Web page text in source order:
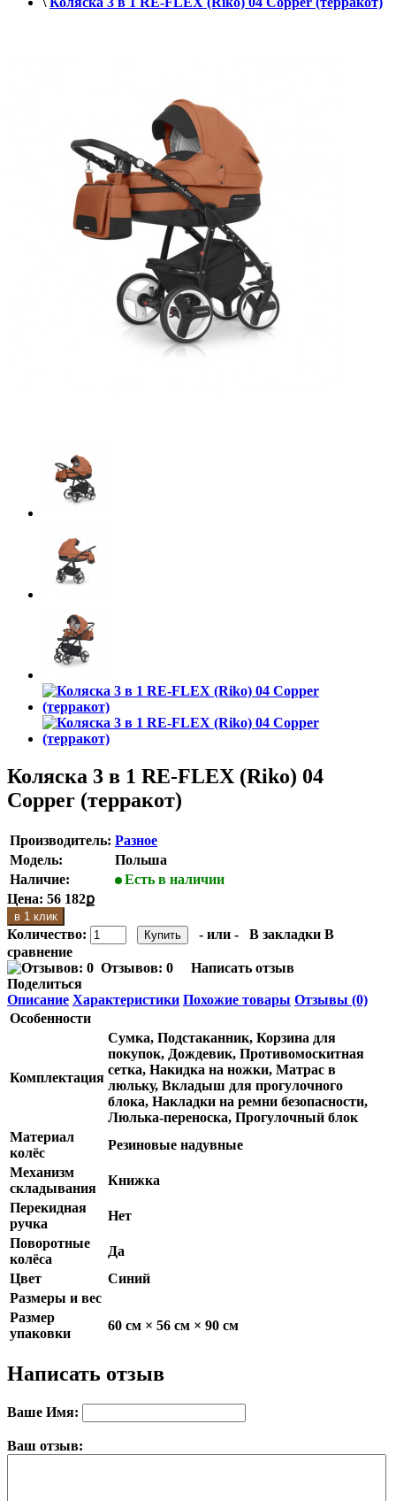
Коляска 3 в 1 RE-FLEX (Riko) 04
Copper (терракот)
Производитель: Разное
Модель:
Польша
Наличие:
Есть в наличии
Цена: 56 182ք
в 1 клик
Количество: - или - В закладки В
сравнение
Отзывов: 0
Написать отзыв
Поделиться
Описание Характеристики Похожие товары Отзывы (0)
Особенности
Комплектация
Сумка, Подстаканник, Корзина для
покупок, Дождевик, Противомоскитная
сетка, Накидка на ножки, Матрас в
люльку, Вкладыш для прогулочного
блока, Накладки на ремни безопасности,
Люлька-переноска, Прогулочный блок
Материал
колёс
Резиновые надувные
Механизм
складывания
Книжка
Перекидная
ручка
Нет
Поворотные
колёса
Да
Цвет
Синий
Размеры и вес
Размер
упаковки
60 см × 56 см × 90 см
Написать отзыв
Ваше Имя:
Ваш отзыв: